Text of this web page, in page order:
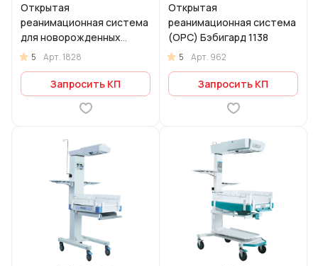
Открытая
реанимационная система
для новорожденных
Resuscitaire
5 Арт.1828
Запросить КП
Открытая
реанимационная система
(ОРС) Бэбигард 1138
5 Арт. 962
Запросить КП